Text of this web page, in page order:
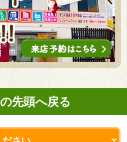
先頭へ戻る